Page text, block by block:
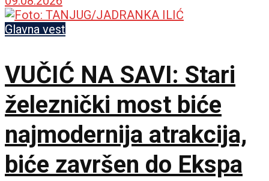
Glavna vest
VUČIĆ NA SAVI: Stari
železnički most biće
najmodernija atrakcija,
biće završen do Ekspa